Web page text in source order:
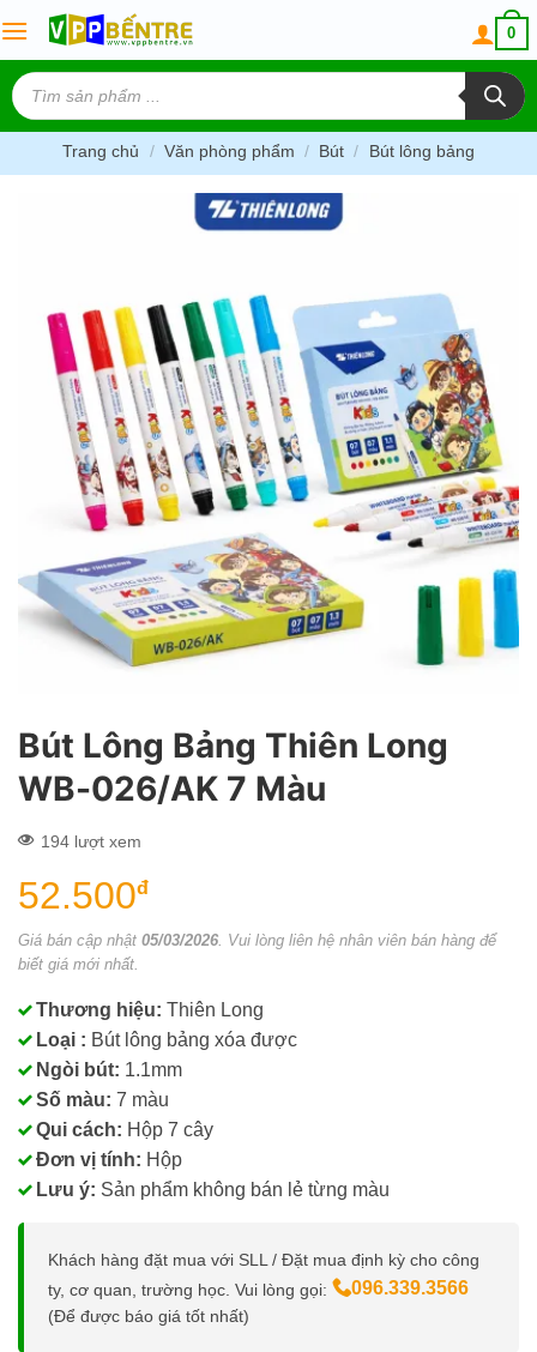
to
content
0
Tìm
kiếm
sản
phẩm
Trang chủ / Văn phòng phẩm / Bút / Bút lông bảng
Bút Lông Bảng Thiên Long
WB-026/AK 7 Màu
194 lượt xem
52.500đ
Giá bán cập nhật 05/03/2026 . Vui lòng liên hệ nhân viên bán hàng để
biết giá mới nhất.
Thương hiệu: Thiên Long
Loại : Bút lông bảng xóa được
Ngòi bút: 1.1mm
Số màu: 7 màu
Qui cách: Hộp 7 cây
Đơn vị tính: Hộp
Lưu ý: Sản phẩm không bán lẻ từng màu
Khách hàng đặt mua với SLL / Đặt mua định kỳ cho công
ty, cơ quan, trường học. Vui lòng gọi:
096.339.3566
(Để được báo giá tốt nhất)